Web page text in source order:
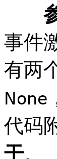
事件
有两
None
代码
干。